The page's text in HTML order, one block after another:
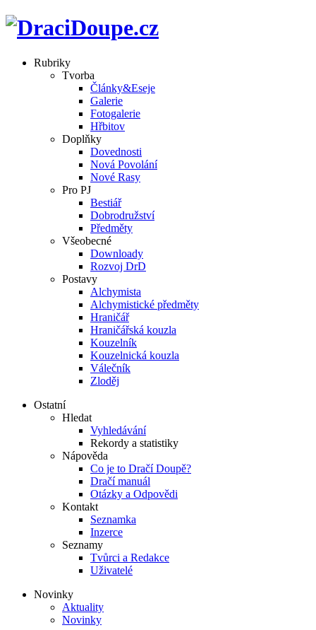
Rubriky
Tvorba
Články&Eseje
Galerie
Fotogalerie
Hřbitov
Doplňky
Dovednosti
Nová Povolání
Nové Rasy
Pro PJ
Bestiář
Dobrodružství
Předměty
Všeobecné
Downloady
Rozvoj DrD
Postavy
Alchymista
Alchymistické předměty
Hraničář
Hraničářská kouzla
Kouzelník
Kouzelnická kouzla
Válečník
Zloděj
Ostatní
Hledat
Vyhledávání
Rekordy a statistiky
Nápověda
Co je to Dračí Doupě?
Dračí manuál
Otázky a Odpovědi
Kontakt
Seznamka
Inzerce
Seznamy
Tvůrci a Redakce
Uživatelé
Novinky
Aktuality
Novinky